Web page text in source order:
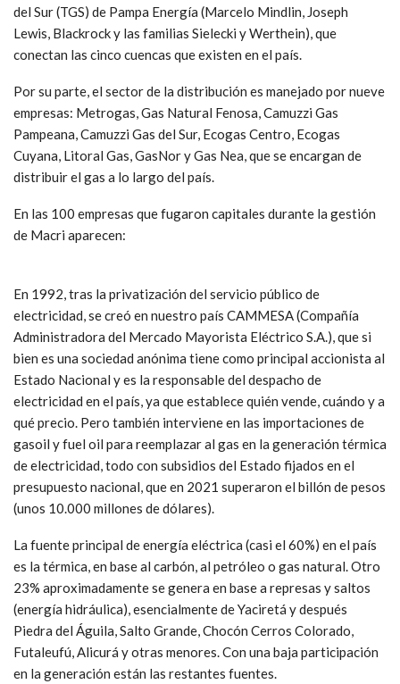
del Sur (TGS) de Pampa Energía (Marcelo Mindlin, Joseph
Lewis, Blackrock y las familias Sielecki y Werthein), que
conectan las cinco cuencas que existen en el país.
Por su parte, el sector de la distribución es manejado por nueve
empresas: Metrogas, Gas Natural Fenosa, Camuzzi Gas
Pampeana, Camuzzi Gas del Sur, Ecogas Centro, Ecogas
Cuyana, Litoral Gas, GasNor y Gas Nea, que se encargan de
distribuir el gas a lo largo del país.
En las 100 empresas que fugaron capitales durante la gestión
de Macri aparecen:
En 1992, tras la privatización del servicio público de
electricidad, se creó en nuestro país CAMMESA (Compañía
Administradora del Mercado Mayorista Eléctrico S.A.), que si
bien es una sociedad anónima tiene como principal accionista al
Estado Nacional y es la responsable del despacho de
electricidad en el país, ya que establece quién vende, cuándo y a
qué precio. Pero también interviene en las importaciones de
gasoil y fuel oil para reemplazar al gas en la generación térmica
de electricidad, todo con subsidios del Estado fijados en el
presupuesto nacional, que en 2021 superaron el billón de pesos
(unos 10.000 millones de dólares).
La fuente principal de energía eléctrica (casi el 60%) en el país
es la térmica, en base al carbón, al petróleo o gas natural. Otro
23% aproximadamente se genera en base a represas y saltos
(energía hidráulica), esencialmente de Yaciretá y después
Piedra del Águila, Salto Grande, Chocón Cerros Colorado,
Futaleufú, Alicurá y otras menores. Con una baja participación
en la generación están las restantes fuentes.